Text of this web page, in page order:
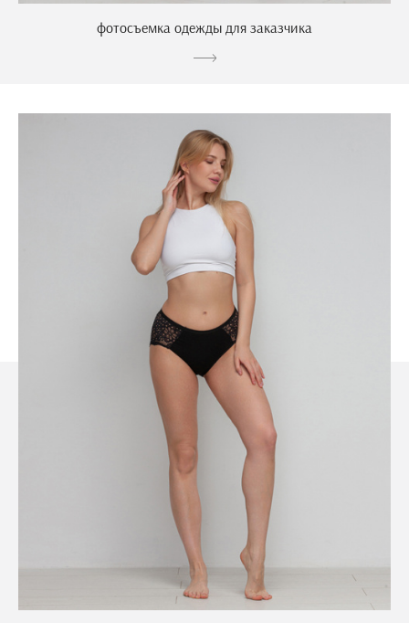
фотосъемка одежды для заказчика